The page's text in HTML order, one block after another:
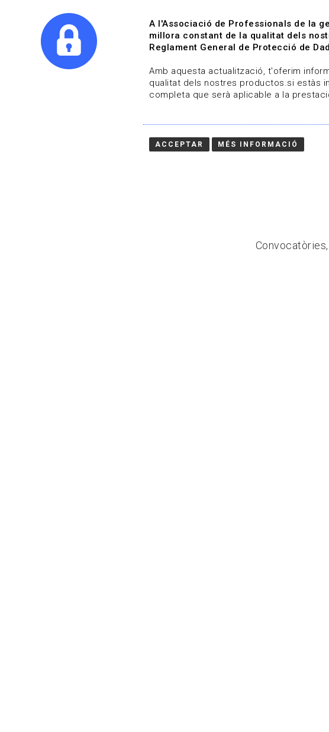
Qui som Línies
A l'Associació de Professionals de la
millora constant de la qualitat dels
Reglament General de Protecció de
Amb aquesta actualització, t'oferim
qualitat dels nostres productos.si estàs
completa que serà aplicable a la
ACCEPTAR MÉS INFORMACIÓ